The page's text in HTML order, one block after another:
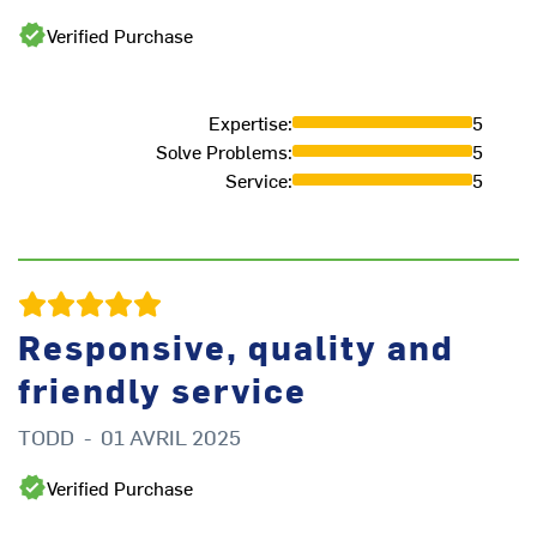
Verified Purchase
Expertise:
5
Solve Problems:
5
Service: 5
Responsive, quality and
friendly service
TODD - 01 AVRIL 2025
Verified Purchase